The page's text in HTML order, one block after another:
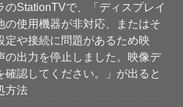
のStationTVで、「ディスプレイ
の使用機器が非対応、またはそ
定や接続に問題があるため映
の出力を停止しました。映像デ
確認してください。」が出ると
方法